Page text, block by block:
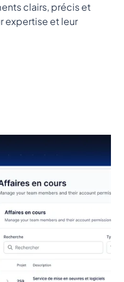
clairs, précis et
expertise et leur